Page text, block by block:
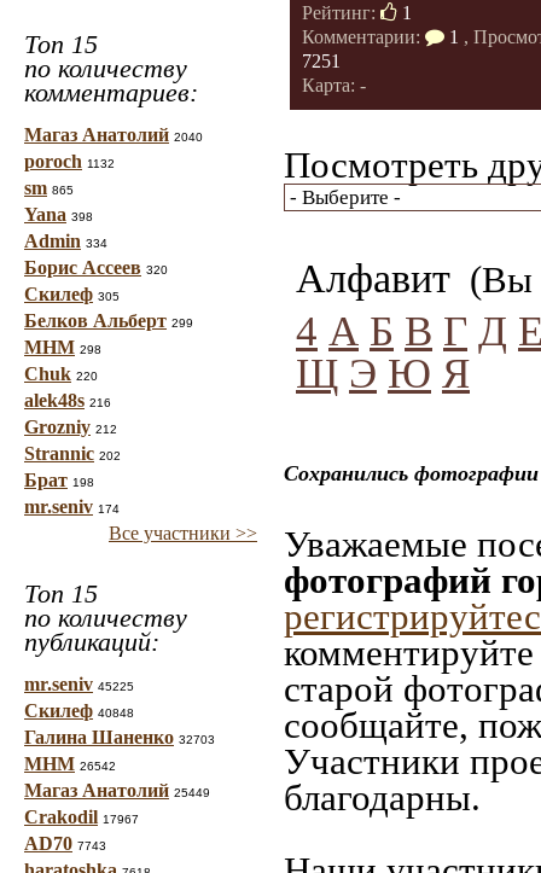
Топ 15
по количеству
комментариев:
Магаз Анатолий 2040
poroch 1132
sm 865
Yana 398
Admin 334
Борис Ассеев 320
Скилеф 305
Белков Альберт 299
МНМ 298
Chuk 220
alek48s 216
Grozniy 212
Strannic 202
Брат 198
mr.seniv 174
Все участники >>
Топ 15
по количеству
публикаций:
mr.seniv 45225
Скилеф 40848
Галина Шаненко 32703
МНМ 26542
Магаз Анатолий 25449
Crakodil 17967
AD70 7743
Рейтинг:
1
Комментарии:
1 ,
7251
Карта: -
Посмотреть
Алфавит (Вы
4 А Б В Г Д
Щ Э Ю Я
Сохранились
Уважаемые
фотографий
старой
сообщайте,
Участники
благодарны.